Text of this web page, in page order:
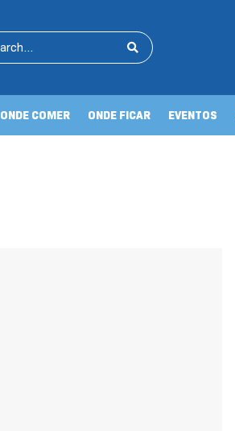
ONDE COMER ONDE FICAR EVENTOS